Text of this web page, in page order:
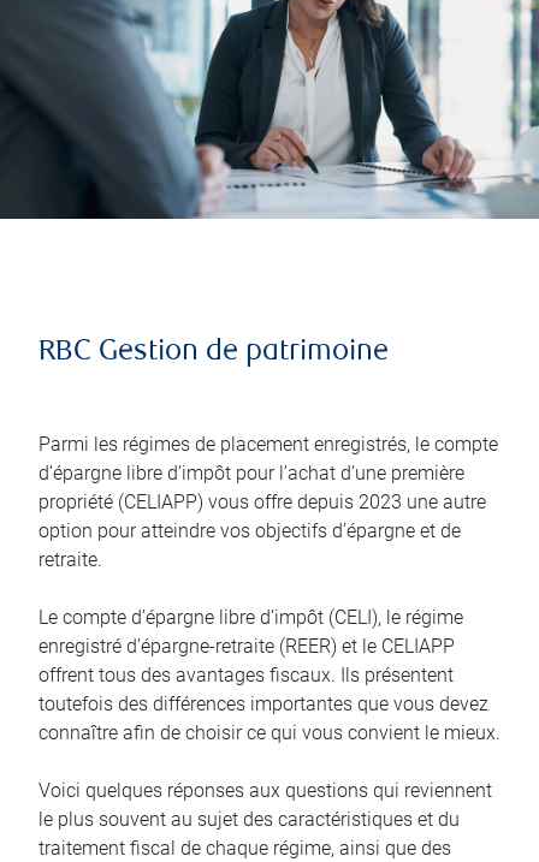
RBC Gestion de patrimoine
Parmi les régimes de placement enregistrés, le compte
d’épargne libre d’impôt pour l’achat d’une première
propriété (CELIAPP) vous offre depuis 2023 une autre
option pour atteindre vos objectifs d’épargne et de
retraite.
Le compte d’épargne libre d’impôt (CELI), le régime
enregistré d’épargne-retraite (REER) et le CELIAPP
offrent tous des avantages fiscaux. Ils présentent
toutefois des différences importantes que vous devez
connaître afin de choisir ce qui vous convient le mieux.
Voici quelques réponses aux questions qui reviennent
le plus souvent au sujet des caractéristiques et du
traitement fiscal de chaque régime, ainsi que des